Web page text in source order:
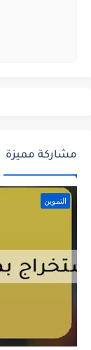
مشاركة مميزة
التموين